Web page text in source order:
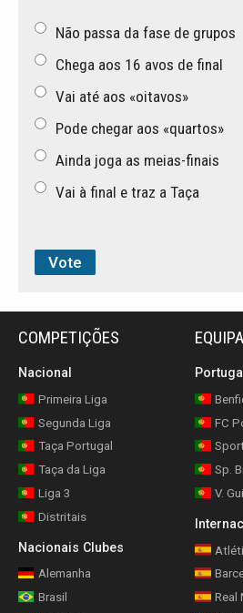
Não passa da fase de grupos
Chega aos 16 avos de final
Vai até aos «oitavos»
Pode chegar aos «quartos»
Ainda joga as meias-finais
Vai à final e traz a Taça
COMPETIÇÕES
Nacional
Primeira Liga
Segunda Liga
Taça Portugal
Taça da Liga
Liga 3
Distritais
Nacionais Clubes
Alemanha
Brasil
Portugal
FC
Sp.
V.
Real